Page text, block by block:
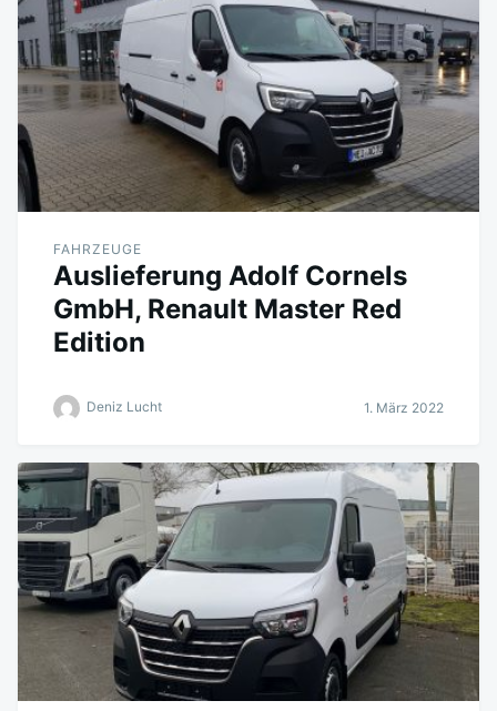
FAHRZEUGE
Auslieferung Adolf Cornels
GmbH, Renault Master Red
Edition
Deniz Lucht 1. März 2022